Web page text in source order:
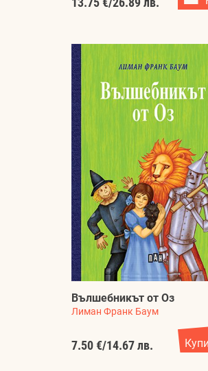
13.75 €/26.89 лв.
Вълшебникът от Оз
Лиман Франк Баум
7.50 €/14.67 лв. Купи